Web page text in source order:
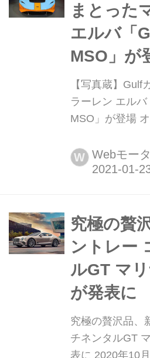
まとった
エルバ「
MSO」が
【写真蔵】Gulf
ラーレン エル
MSO」が登場
ートナーシップ
て、Gulf カラー
紹介しよう。
W Webモー
究極の贅
ントレー
ルGT マ
が発表に
究極の贅沢品、
チネンタルGT
表に 2020年10